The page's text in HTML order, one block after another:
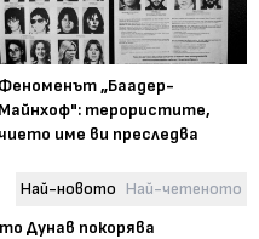
Феноменът „Баадер-
Майнхоф": терористите,
чието име ви преследва
Най-новото Най-четеното
Дунав покорява